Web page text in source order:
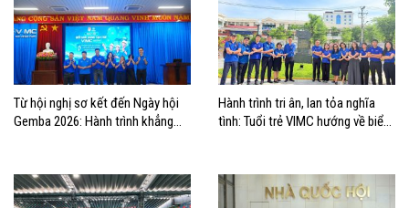
Từ hội nghị sơ kết đến Ngày hội
Gemba 2026: Hành trình khẳng
Hành trình tri ân, lan tỏa nghĩa
tình: Tuổi trẻ VIMC hướng về biển